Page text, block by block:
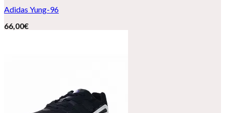
Adidas Yung-96
66,00€